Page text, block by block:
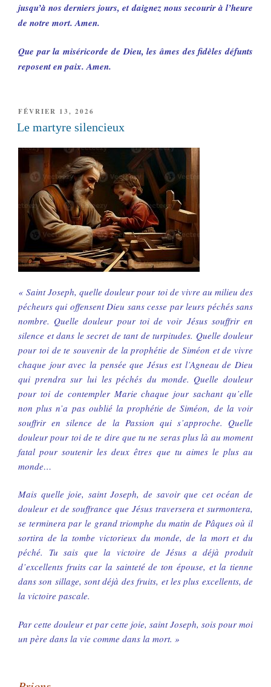
jusqu’à nos derniers jours, et daignez nous secourir à l’heure
de notre mort. Amen.
Que par la miséricorde de Dieu, les âmes des fidèles défunts
reposent en paix. Amen.
PUBLIÉ
LE
FÉVRIER 13, 2026
Le martyre silencieux
« Saint Joseph, quelle douleur pour toi de vivre au milieu des
pécheurs qui offensent Dieu sans cesse par leurs péchés sans
nombre. Quelle douleur pour toi de voir Jésus souffrir en
silence et dans le secret de tant de turpitudes. Quelle douleur
pour toi de te souvenir de la prophétie de Siméon et de vivre
chaque jour avec la pensée que Jésus est l’Agneau de Dieu
qui prendra sur lui les péchés du monde. Quelle douleur
pour toi de contempler Marie chaque jour sachant qu’elle
non plus n’a pas oublié la prophétie de Siméon, de la voir
souffrir en silence de la Passion qui s’approche. Quelle
douleur pour toi de te dire que tu ne seras plus là au moment
fatal pour soutenir les deux êtres que tu aimes le plus au
monde…
Mais quelle joie, saint Joseph, de savoir que cet océan de
douleur et de souffrance que Jésus traversera et surmontera,
se terminera par le grand triomphe du matin de Pâques où il
sortira de la tombe victorieux du monde, de la mort et du
péché. Tu sais que la victoire de Jésus a déjà produit
d’excellents fruits car la sainteté de ton épouse, et la tienne
dans son sillage, sont déjà des fruits, et les plus excellents, de
la victoire pascale.
Par cette douleur et par cette joie, saint Joseph, sois pour moi
un père dans la vie comme dans la mort. »